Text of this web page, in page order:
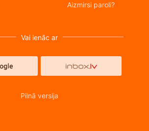
Aizmirsi paroli?
Vai ienāc ar
Pilnā versija